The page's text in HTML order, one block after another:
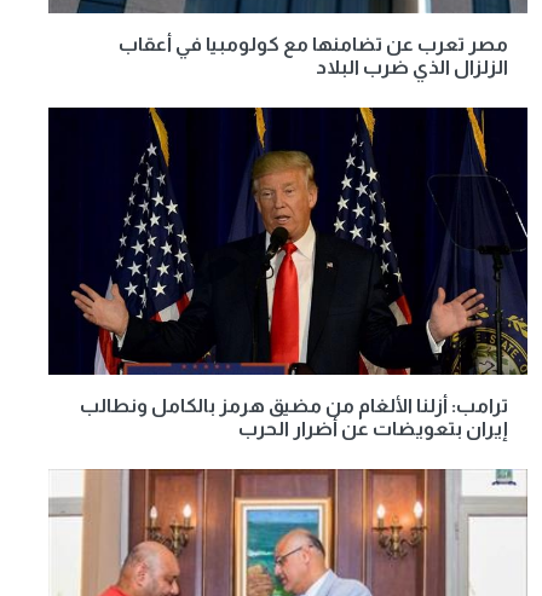
مصر تعرب عن تضامنها مع كولومبيا في أعقاب
الزلزال الذي ضرب البلاد
ترامب: أزلنا الألغام من مضيق هرمز بالكامل ونطالب
إيران بتعويضات عن أضرار الحرب